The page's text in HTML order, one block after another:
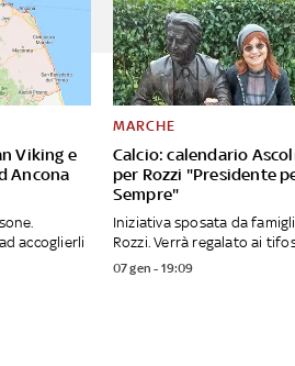
Viking e
Ancona
accoglierli
Calcio: calendario
per Rozzi "Presidente
Sempre"
MARCHE
Iniziativa sposata da
Rozzi. Verrà regalato ai
07 gen - 19:09